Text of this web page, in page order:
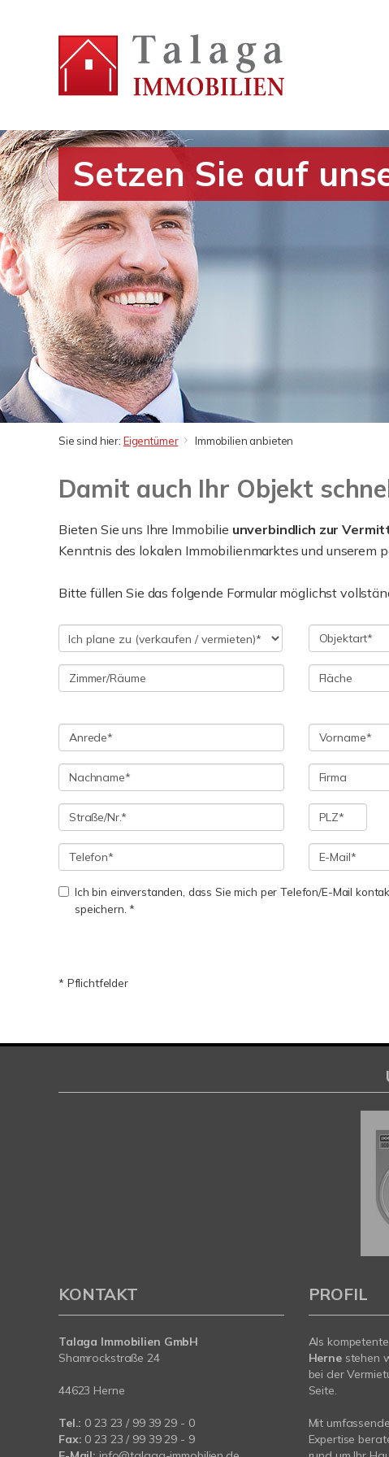
Setzen Sie auf
Sie sind hier: Eigentümer Immobilien anbieten
Damit auch Ihr Objekt
Bieten Sie uns Ihre Immobilie unverbindlich zur
Kenntnis des lokalen Immobilienmarktes und unserem
Bitte füllen Sie das folgende Formular möglichst
Ich bin einverstanden, dass Sie mich per Telefon/E-Mail
speichern. *
* Pflichtfelder
KONTAKT
Talaga Immobilien GmbH
Shamrockstraße 24
44623 Herne
Tel.: 0 23 23 / 99 39 29 - 0
Fax: 0 23 23 / 99 39 29 - 9
PROFIL
Als
Hernestehen
bei der
Seite.
Mit
Expertise